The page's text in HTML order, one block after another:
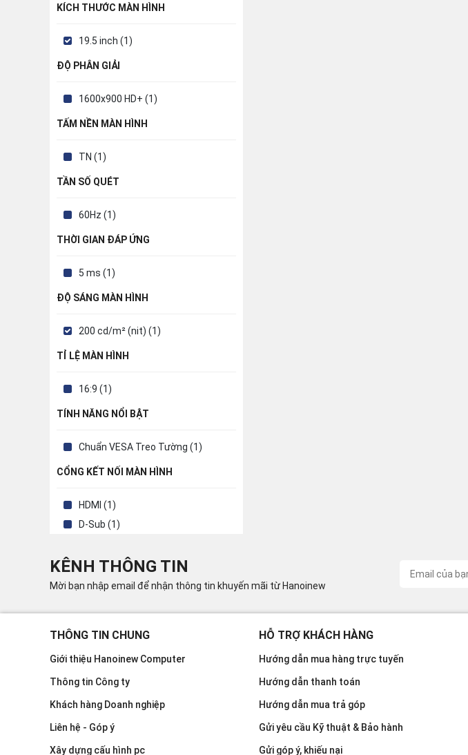
KÍCH THƯỚC MÀN HÌNH
19.5 inch (1)
ĐỘ PHÂN GIẢI
1600x900 HD+ (1)
TẤM NỀN MÀN HÌNH
TN (1)
TẦN SỐ QUÉT
60Hz (1)
THỜI GIAN ĐÁP ỨNG
5 ms (1)
ĐỘ SÁNG MÀN HÌNH
200 cd/m² (nit) (1)
TỈ LỆ MÀN HÌNH
16:9 (1)
TÍNH NĂNG NỔI BẬT
Chuẩn VESA Treo Tường (1)
CỔNG KẾT NỐI MÀN HÌNH
HDMI (1)
D-Sub (1)
KÊNH THÔNG TIN
Mời bạn nhập email để nhận thông tin khuyến mãi từ Hanoinew
THÔNG TIN CHUNG
Giới thiệu Hanoinew Computer
Thông tin Công ty
Khách hàng Doanh nghiệp
Liên hệ - Góp ý
Xây dựng cấu hình pc
HỖ TRỢ KHÁCH HÀNG
Hướng dẫn mua hàng trực tuyến
Hướng dẫn thanh toán
Hướng dẫn mua trả góp
Gửi yêu cầu Kỹ thuật & Bảo hành
Gửi góp ý, khiếu nại